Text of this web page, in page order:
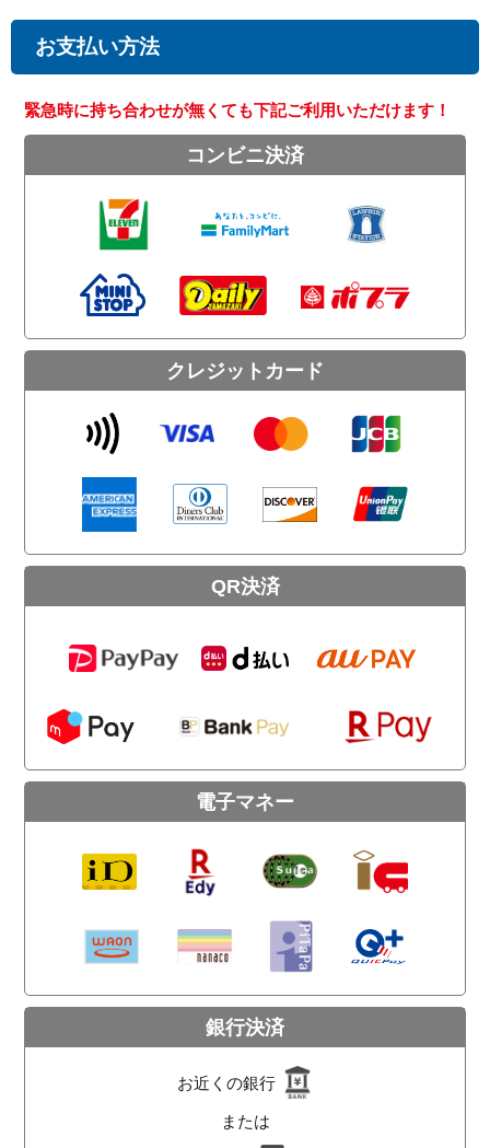
お支払い方法
緊急時に持ち合わせが無くても下記ご利用いただけます！
コンビニ決済
クレジットカード
QR決済
電子マネー
銀行決済
お近くの銀行
または